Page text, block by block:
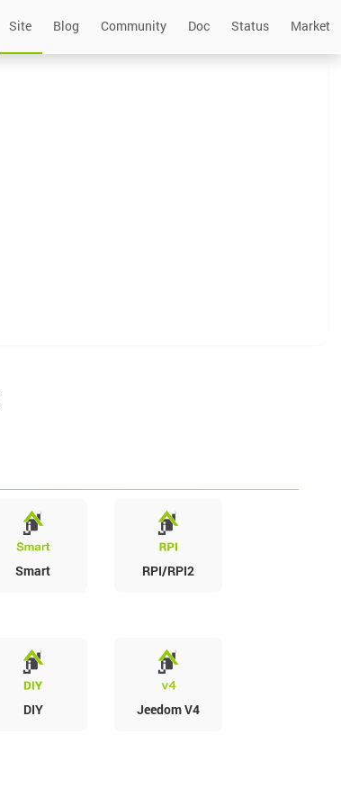
Site Blog Community Doc Status Market
Smart RPI/RPI2
DIY Jeedom V4